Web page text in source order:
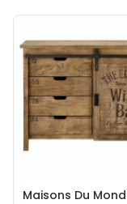
Maisons Du